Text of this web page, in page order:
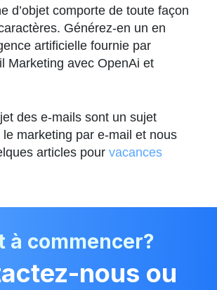
d’objet comporte de toute façon
Générez-en un en
artificielle fournie par
Marketing avec OpenAi et
des e-mails sont un sujet
marketing par e-mail et nous
articles pour vacances
à commencer?
nous ou